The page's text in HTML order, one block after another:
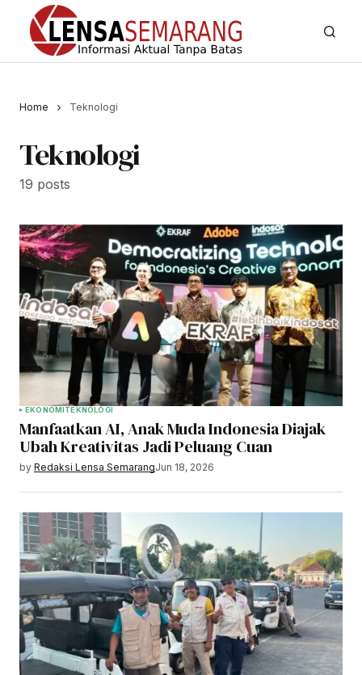
Home Teknologi
Teknologi
19 posts
EKONOMITEKNOLOGI
Manfaatkan AI, Anak Muda Indonesia Diajak
Ubah Kreativitas Jadi Peluang Cuan
by Redaksi Lensa SemarangJun 18, 2026